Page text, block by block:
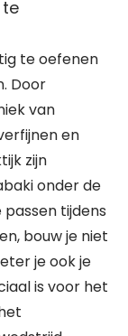
te oefenen
Door
van
en
zijn
onder de
tijdens
bouw je niet
je ook je
is voor het